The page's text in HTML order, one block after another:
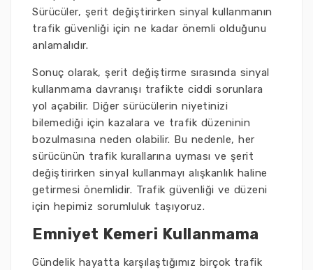
Sürücüler, şerit değiştirirken sinyal kullanmanın
trafik güvenliği için ne kadar önemli olduğunu
anlamalıdır.
Sonuç olarak, şerit değiştirme sırasında sinyal
kullanmama davranışı trafikte ciddi sorunlara
yol açabilir. Diğer sürücülerin niyetinizi
bilemediği için kazalara ve trafik düzeninin
bozulmasına neden olabilir. Bu nedenle, her
sürücünün trafik kurallarına uyması ve şerit
değiştirirken sinyal kullanmayı alışkanlık haline
getirmesi önemlidir. Trafik güvenliği ve düzeni
için hepimiz sorumluluk taşıyoruz.
Emniyet Kemeri Kullanmama
Gündelik hayatta karşılaştığımız birçok trafik